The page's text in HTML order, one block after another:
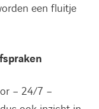
een fluitje
– 24/7 –